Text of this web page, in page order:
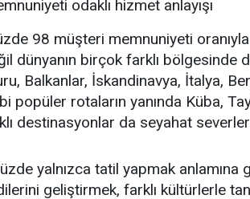
odaklı hizmet anlayışı
98 müşteri memnuniyeti
dünyanın birçok farklı bölgesinde
Balkanlar, İskandinavya, İtalya,
popüler rotaların yanında Küba,
destinasyonlar da seyahat
yalnızca tatil yapmak anlamına
geliştirmek, farklı kültürlerle